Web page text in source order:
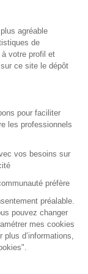
agréable
de
votre profil et
ce site le dépôt
pour faciliter
les professionnels
vos besoins sur
préfère
préalable.
pouvez changer
mes cookies
d’informations,